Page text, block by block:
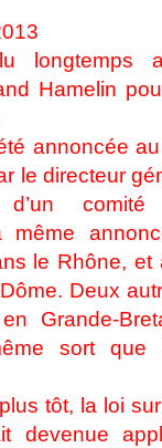
longtemps
Hamelin
annoncée
le directeur
comité
même
le Rhône, et
Deux
Grande-
sort que
tôt, la loi
devenue